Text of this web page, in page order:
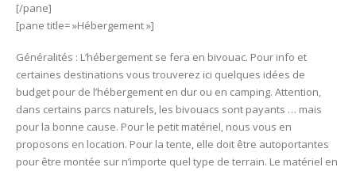
[/pane]
[pane title= »Hébergement »]
Généralités : L’hébergement se fera en bivouac. Pour info et
certaines destinations vous trouverez ici quelques idées de
budget pour de l’hébergement en dur ou en camping. Attention,
dans certains parcs naturels, les bivouacs sont payants … mais
pour la bonne cause. Pour le petit matériel, nous vous en
proposons en location. Pour la tente, elle doit être autoportantes
pour être montée sur n’importe quel type de terrain. Le matériel en